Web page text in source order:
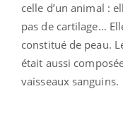
celle d’un animal :
pas de cartilage…
constitué de peau.
était aussi
vaisseaux sanguins.